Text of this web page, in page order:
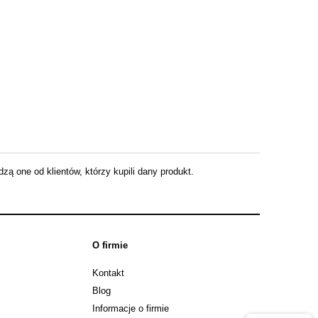
one od klientów, którzy kupili dany produkt.
O firmie
Kontakt
Blog
Informacje o firmie